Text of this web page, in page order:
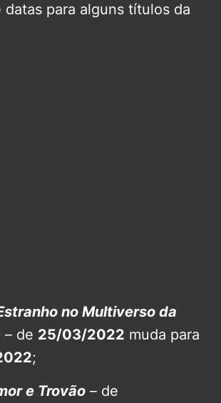
datas para alguns títulos da
no Multiverso da
– de 25/03/2022 muda para
;
e Trovão – de